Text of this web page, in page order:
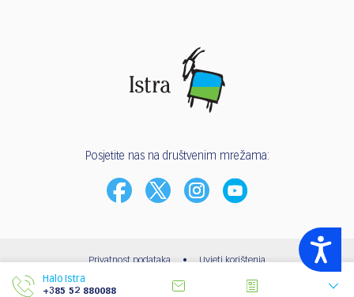
Accessibility
Posjetite nas na društvenim mrežama:
Privatnost podataka • Uvjeti korištenja
© 2003 - 2026 | Turistička zajednica Istarske županije
Halo Istra
+385 52 880088